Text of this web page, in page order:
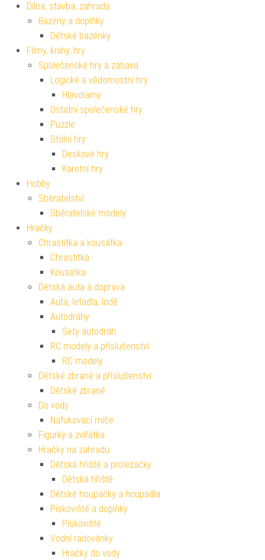
Dílna, stavba, zahrada
Bazény a doplňky
Dětské bazénky
Filmy, knihy, hry
Společenské hry a zábava
Logické a vědomostní hry
Hlavolamy
Ostatní společenské hry
Puzzle
Stolní hry
Deskové hry
Karetní hry
Hobby
Sběratelství
Sběratelské modely
Hračky
Chrastítka a kousátka
Chrastítka
Kousátka
Dětská auta a doprava
Auta, letadla, lodě
Autodráhy
Sety autodráh
RC modely a příslušenství
RC modely
Dětské zbraně a příslušenství
Dětské zbraně
Do vody
Nafukovací míče
Figurky a zvířátka
Hračky na zahradu
Dětská hřiště a prolézačky
Dětská hřiště
Dětské houpačky a houpadla
Pískoviště a doplňky
Pískoviště
Vodní radovánky
Hračky do vody